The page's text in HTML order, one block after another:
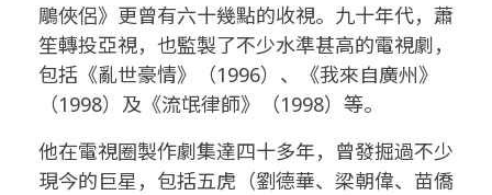
鵰俠侶》更曾有六十幾點的收視。九十年代，蕭
笙轉投亞視，也監製了不少水準甚高的電視劇，
包括《亂世豪情》（1996）、《我來自廣州》
（1998）及《流氓律師》（1998）等。
他在電視圈製作劇集達四十多年，曾發掘過不少
現今的巨星，包括五虎（劉德華、梁朝偉、苗僑